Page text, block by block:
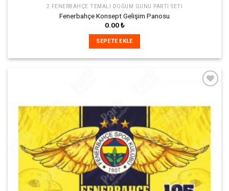
2 FENERBAHÇE TEMALI DOĞUM GÜNÜ PARTI SETI
Fenerbahçe Konsept Gelişim Panosu
0.00₺
SEPETE EKLE
Ekle